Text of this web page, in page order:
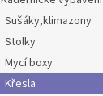
Sušáky,klimazony
Stolky
Mycí boxy
Křesla